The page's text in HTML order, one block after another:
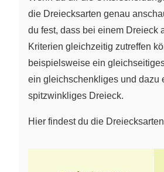
die Dreiecksarten genau
du fest, dass bei einem Dreieck
Kriterien gleichzeitig zutreffen
beispielsweise ein
ein gleichschenkliges und dazu
spitzwinkliges Dreieck.
Hier findest du die